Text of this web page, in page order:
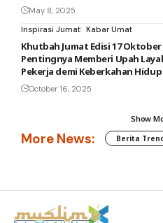
May 8, 2025
Inspirasi Jumat Kabar Umat
Khutbah Jumat Edisi 17 Oktober
Pentingnya Memberi Upah
Pekerja demi Keberkahan Hidup
October 16, 2025
Show
More News: Berita